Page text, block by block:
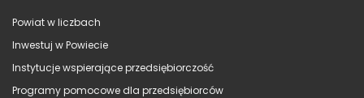
Powiat w liczbach
Inwestuj w Powiecie
Instytucje wspierające przedsiębiorczość
Programy pomocowe dla przedsiębiorców